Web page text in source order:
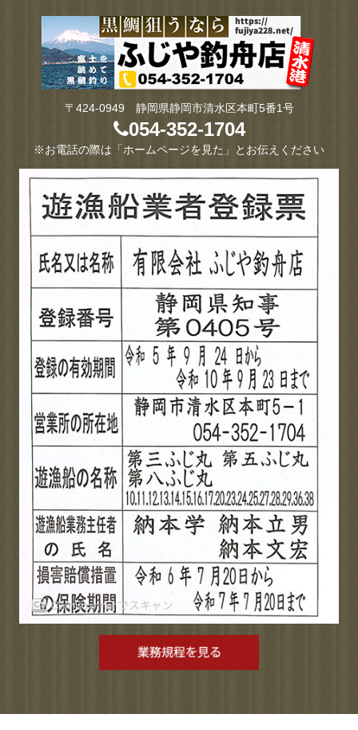
〒424-0949 静岡県静岡市清水区本町5番1号
054-352-1704
※お電話の際は「ホームページを見た」とお伝えください